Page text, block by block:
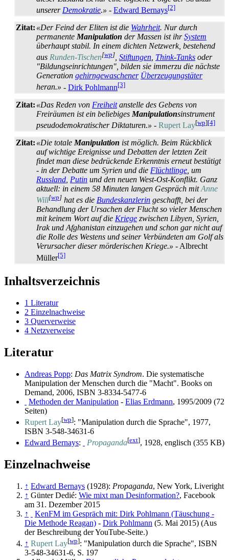
unserer Demokratie.» - Edward Bernays[2]
Zitat: «Der Feind der Eliten ist die Wahrheit. Nur durch
permanente Manipulation der Massen ist ihrSystem
überhaupt stabil. In einem dichten Netzwerk, bestehend
aus Runden-Tischen[wp] Stiftungen Think-Tanks oder
"Bildungs­ein­richtungen", bilden sie immerzu die nächste
Generation gehirn­gewaschener Über­zeugungs­täter
heran.» - Dirk Pohlmann[3]
Zitat: «Das Reden von Freiheitanstelle des Gebens von
Freiräumen ist ein beliebiges Manipulations­instrument
pseudo­demokratischer Diktaturen.» - Rupert Lay[wp][4]
Zitat: «Die totale Manipulation ist möglich. Beim Rückblick
auf wichtige Ereignisse und Debatten der letzten Zeit
findet man diese bedrückende Erkenntnis erneut bestätigt
- in der Debatte um Syrien und die Flüchtlinge , um
Russland Putin und den neuen West-Ost-Konflikt. Ganz
aktuell: in einem 58 Minuten langen Gespräch mitAnne
Will[wp] hat es die Bundeskanzlerin geschafft, bei der
Behandlung der Ursachen der Flucht so vieler Menschen
mit keinem Wort auf die Kriege zwischen Libyen, Syrien,
Irak und Afghanistan einzugehen und schon gar nicht auf
die Rolle des Westens und seiner Verbündeten am Golf als
Verursacher dieser mörderischen Kriege.» - Albrecht
Müller[5]
Inhaltsverzeichnis
1 Literatur
2 Einzelnachweise
3 Querverweise
4 Netzverweise
Literatur
Andreas Popp: Das Matrix Syndrom. Die systematische
Manipulation der Menschen durch die "Macht". Books on
Demand, 2006, ISBN 3-8334-5477-6
Methoden der Manipulation - Elias Erdmann, 1995/2009 (72
Seiten)
Rupert Lay[wp]: "Manipulation durch die Sprache", 1977,
ISBN 3-548-34631-6
Edward Bernays: Propaganda[ext], 1928, englisch (355 KB)
Einzelnachweise
↑ Edward Bernays (1928): Propaganda, New York, Liveright
↑ Günter Dedié: Wie mixt man Desinformation?, Facebook
am 31. Dezember 2015
↑
KenFM im Gespräch mit: Dirk Pohlmann (Täuschung -
Die Methode Reagan) - Dirk Pohlmann (5. Mai 2015) (Aus
der Beschreibung der YouTube-Seite.)
↑ Rupert Lay[wp]: "Manipulation durch die Sprache", ISBN
3-548-34631-6, S. 197